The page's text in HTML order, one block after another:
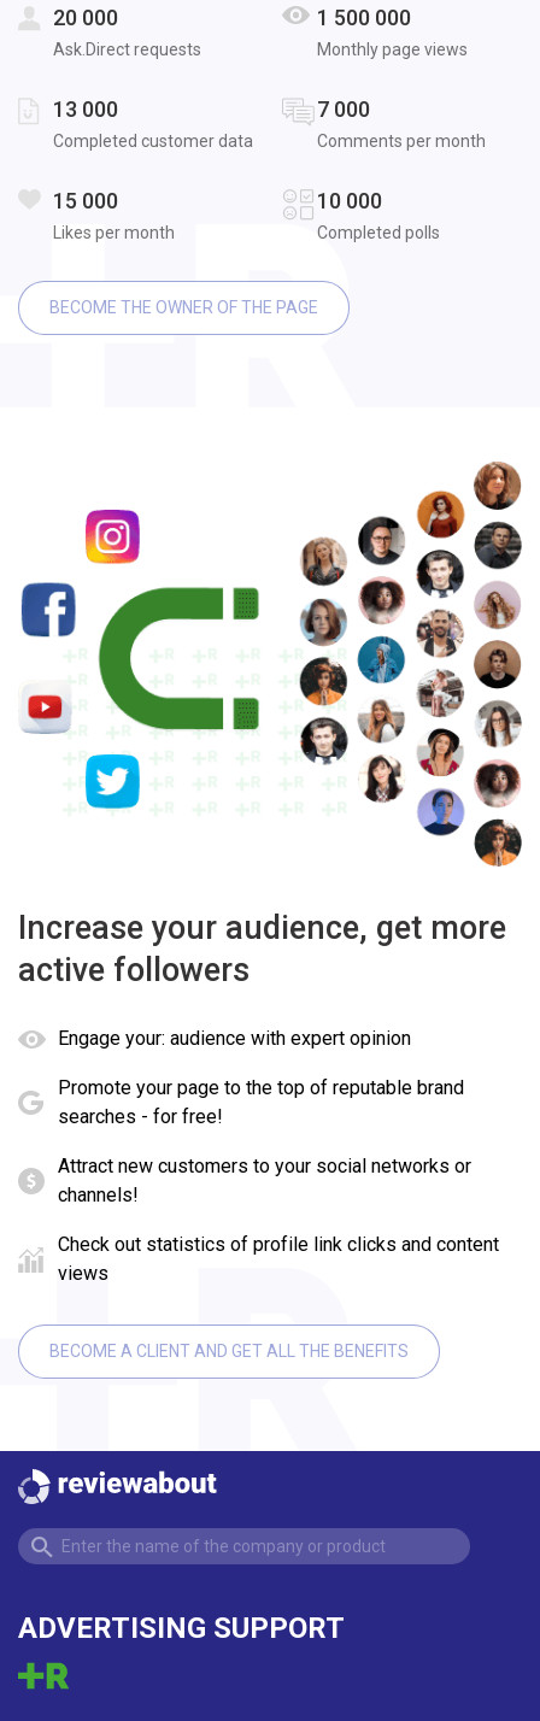
20 000
Ask.Direct requests
1 500 000
Monthly page views
13 000
Completed customer data
7 000
Comments per month
15 000
Likes per month
10 000
Completed polls
BECOME THE OWNER OF THE PAGE
Increase your audience, get more
active followers
Engage your: audience with expert opinion
Promote your page to the top of reputable brand
searches - for free!
Attract new customers to your social networks or
channels!
Check out statistics of profile link clicks and content
views
BECOME A CLIENT AND GET ALL THE BENEFITS
ADVERTISING SUPPORT